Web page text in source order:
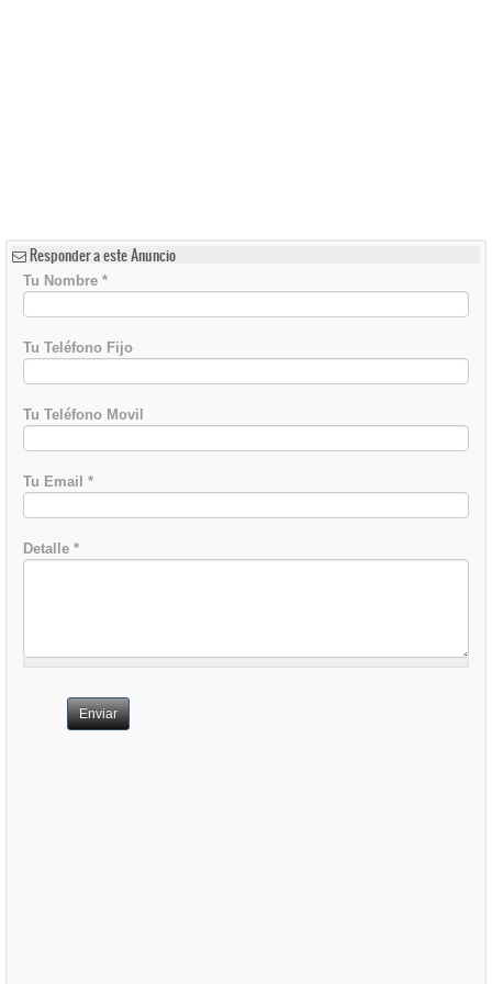
Responder a este Anuncio
Tu Nombre *
Tu Teléfono Fijo
Tu Teléfono Movil
Tu Email *
Detalle *
Enviar